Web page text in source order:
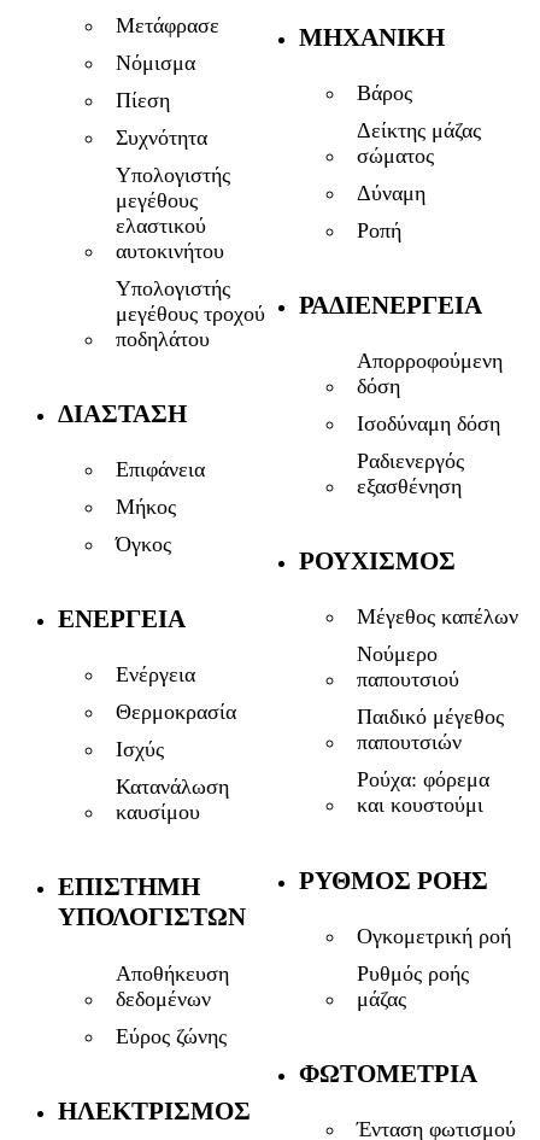
Μετάφρασε
Νόμισμα
Πίεση
Συχνότητα
Υπολογιστής
μεγέθους
ελαστικού
αυτοκινήτου
Υπολογιστής
μεγέθους τροχού
ποδηλάτου
ΔΙΆΣΤΑΣΗ
Επιφάνεια
Μήκος
Όγκος
ΕΝΈΡΓΕΙΑ
Ενέργεια
Θερμοκρασία
Ισχύς
Κατανάλωση
καυσίμου
ΕΠΙΣΤΉΜΗ
ΥΠΟΛΟΓΙΣΤΏΝ
Αποθήκευση
δεδομένων
Εύρος ζώνης
ΗΛΕΚΤΡΙΣΜΌΣ
ΜΗΧΑΝΙΚΉ
Βάρος
Δείκτης μάζας
σώματος
Δύναμη
Ροπή
ΡΑΔΙΕΝΈΡΓΕΙΑ
Απορροφούμενη
δόση
Ισοδύναμη δόση
Ραδιενεργός
εξασθένηση
ΡΟΥΧΙΣΜΌΣ
Μέγεθος καπέλων
Νούμερο
παπουτσιού
Παιδικό μέγεθος
παπουτσιών
Ρούχα: φόρεμα
και κουστούμι
ΡΥΘΜΌΣ ΡΟΉΣ
Ογκομετρική ροή
Ρυθμός ροής
μάζας
ΦΩΤΟΜΕΤΡΊΑ
Ένταση φωτισμού